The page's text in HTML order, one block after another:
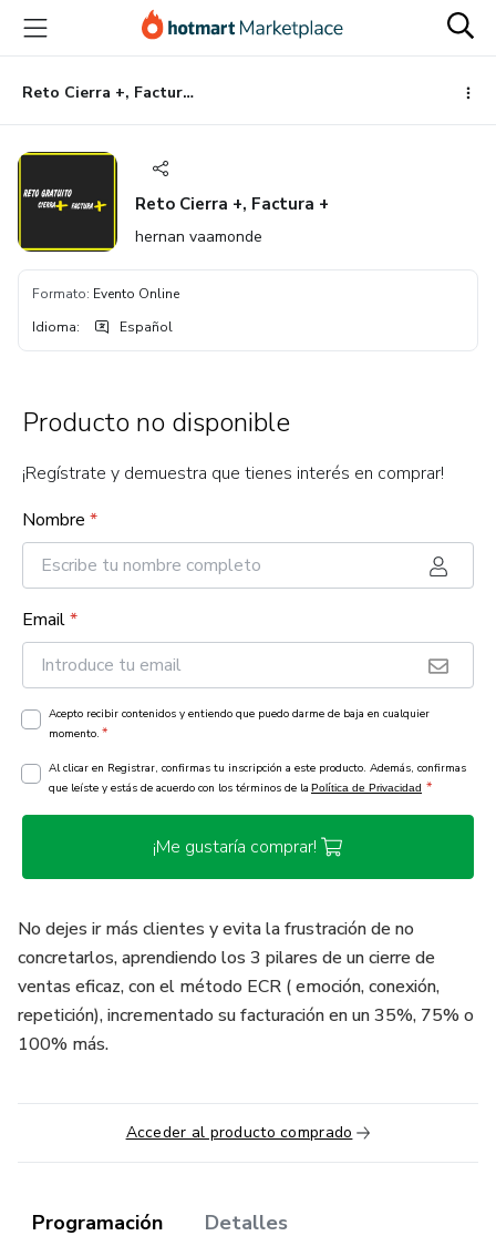
principal
página
de
página
Reto Cierra +, Factura +
Reto Cierra +, Factura +
hernan vaamonde
Formato: Evento Online
Idioma: Español
Producto no disponible
¡Regístrate y demuestra que tienes interés en comprar!
Nombre *
Email*
Acepto recibir contenidos y entiendo que puedo darme de baja en cualquier
momento. *
Al clicar en Registrar, confirmas tu inscripción a este producto. Además, confirmas
que leíste y estás de acuerdo con los términos de la Política de Privacidad *
¡Me gustaría comprar!
No dejes ir más clientes y evita la frustración de no
concretarlos, aprendiendo los 3 pilares de un cierre de
ventas eficaz, con el método ECR ( emoción, conexión,
repetición), incrementado su facturación en un 35%, 75% o
100% más.
Acceder al producto comprado
Programación Detalles